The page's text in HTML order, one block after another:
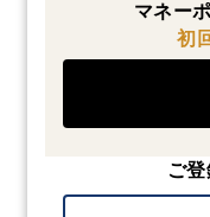
マネー
初
ご